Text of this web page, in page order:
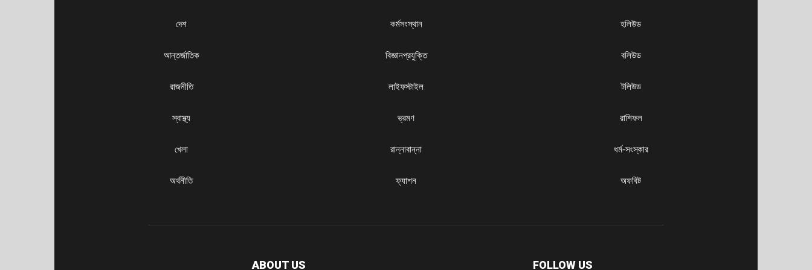
দেশ
আন্তর্জাতিক
রাজনীতি
স্বাস্থ্য
খেলা
অর্থনীতি
কর্মসংস্থান
বিজ্ঞানপ্রযুক্তি
লাইফস্টাইল
ভ্রমণ
রান্নাবান্না
ফ্যাশন
হলিউড
বলিউড
টলিউড
রাশিফল
ধৰ্ম-সংস্কার
অফবিট
ABOUT US FOLLOW US